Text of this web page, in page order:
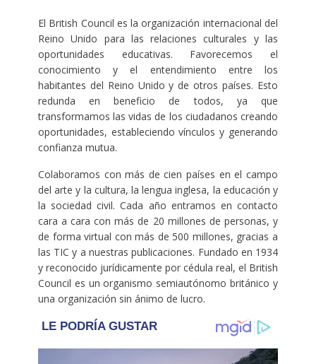
El British Council es la organización internacional del
Reino Unido para las relaciones culturales y las
oportunidades educativas. Favorecemos el
conocimiento y el entendimiento entre los
habitantes del Reino Unido y de otros países. Esto
redunda en beneficio de todos, ya que
transformamos las vidas de los ciudadanos creando
oportunidades, estableciendo vínculos y generando
confianza mutua.
Colaboramos con más de cien países en el campo
del arte y la cultura, la lengua inglesa, la educación y
la sociedad civil. Cada año entramos en contacto
cara a cara con más de 20 millones de personas, y
de forma virtual con más de 500 millones, gracias a
las TIC y a nuestras publicaciones. Fundado en 1934
y reconocido jurídicamente por cédula real, el British
Council es un organismo semiautónomo británico y
una organización sin ánimo de lucro.